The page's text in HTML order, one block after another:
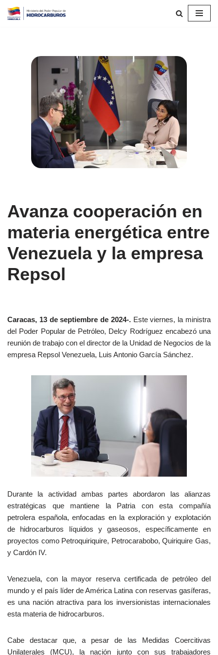
Avanza cooperación en
materia energética entre
Venezuela y la empresa
Repsol
Caracas, 13 de septiembre de 2024-.Este viernes, la ministra
del Poder Popular de Petróleo, Delcy Rodríguez encabezó una
reunión de trabajo con el director de la Unidad de Negocios de la
empresa Repsol Venezuela, Luis Antonio García Sánchez.
Durante la actividad ambas partes abordaron las alianzas
estratégicas que mantiene la Patria con esta compañía
petrolera española, enfocadas en la exploración y explotación
de hidrocarburos líquidos y gaseosos, específicamente en
proyectos como Petroquiriquire, Petrocarabobo, Quiriquire Gas,
y Cardón IV.
Venezuela, con la mayor reserva certificada de petróleo del
mundo y el país líder de América Latina con reservas gasíferas,
es una nación atractiva para los inversionistas internacionales
esta materia de hidrocarburos.
Cabe destacar que, a pesar de las Medidas Coercitivas
Unilaterales (MCU), la nación junto con sus trabajadores